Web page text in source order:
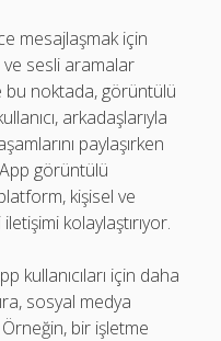
mesajlaşmak için
ve sesli aramalar
bu noktada, görüntülü
arkadaşlarıyla
paylaşırken
görüntülü
kişisel ve
kolaylaştırıyor.
kullanıcıları için daha
sosyal medya
bir işletme